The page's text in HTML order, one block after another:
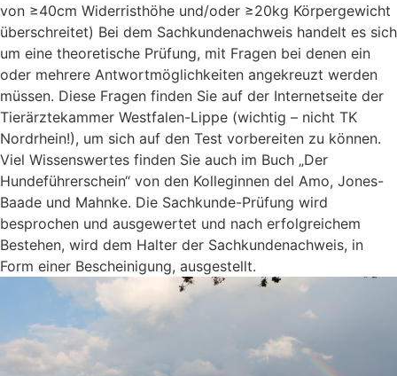
von ≥40cm Widerristhöhe und/oder ≥20kg Körpergewicht
überschreitet) Bei dem Sachkundenachweis handelt es sich
um eine theoretische Prüfung, mit Fragen bei denen ein
oder mehrere Antwortmöglichkeiten angekreuzt werden
müssen. Diese Fragen finden Sie auf der Internetseite der
Tierärztekammer Westfalen-Lippe (wichtig – nicht TK
Nordrhein!), um sich auf den Test vorbereiten zu können.
Viel Wissenswertes finden Sie auch im Buch „Der
Hundeführerschein“ von den Kolleginnen del Amo, Jones-
Baade und Mahnke. Die Sachkunde-Prüfung wird
besprochen und ausgewertet und nach erfolgreichem
Bestehen, wird dem Halter der Sachkundenachweis, in
Form einer Bescheinigung, ausgestellt.